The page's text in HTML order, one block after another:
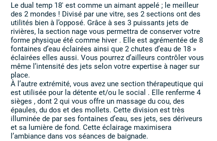
Le dual temp 18′ est comme un aimant appelé ; le meilleur
des 2 mondes ! Divisé par une vitre, ses 2 sections ont des
utilités bien à l’opposé. Grâce à ses 3 puissants jets de
rivières, la section nage vous permettra de conserver votre
forme physique été comme hiver . Elle est agrémentée de 8
fontaines d’eau éclairées ainsi que 2 chutes d’eau de 18 »
éclairées elles aussi. Vous pourrez d’ailleurs contrôler vous
même l’intensité des jets selon votre expertise à nager sur
place.
À l’autre extrémité, vous avez une section thérapeutique qui
est utilisée pour la détente et/ou le social . Elle renferme 4
sièges , dont 2 qui vous offre un massage du cou, des
épaules, du dos et des mollets. Cette division est très
illuminée de par ses fontaines d’eau, ses jets, ses dériveurs
et sa lumière de fond. Cette éclairage maximisera
l’ambiance dans vos séances de baignade.